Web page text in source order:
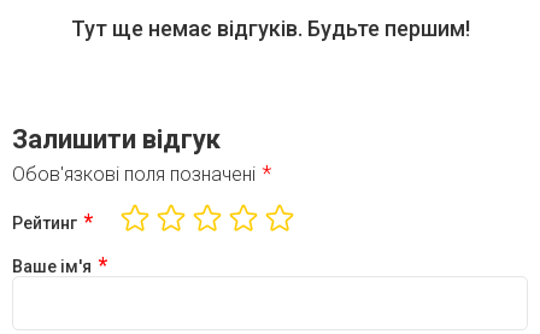
Тут ще немає відгуків. Будьте першим!
Залишити відгук
Обов'язкові поля позначені *
Рейтинг *
Ваше ім'я *